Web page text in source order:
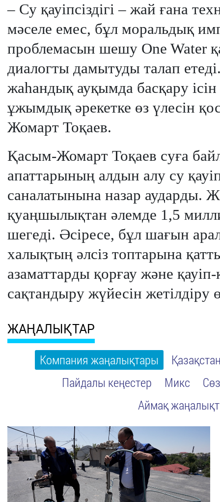
– Су қауіпсіздігі – жай ғана
мәселе емес, бұл моральдық
проблемасын шешу One Water
диалогты дамытуды талап
жаһандық ауқымда басқару
ұжымдық әрекетке өз үлесін
Жомарт Тоқаев.
Қасым-Жомарт Тоқаев суға
апаттарының алдын алу су
саналатынына назар аударды.
қуаңшылықтан әлемде 1,5
шегеді. Әсіресе, бұл шағын
халықтың әлсіз топтарына
азаматтарды қорғау және
сақтандыру жүйесін жетілдіру
ЖАҢАЛЫҚТАР
Компания жаңалықтары
Пайдалы кеңестер
Микс
Аймақ